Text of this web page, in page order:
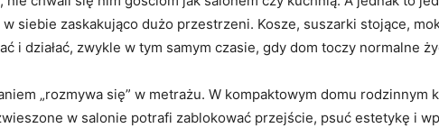
siebie zaskakująco dużo przestrzeni. Kosze, suszarki stojące,
i działać, zwykle w tym samym czasie, gdy dom toczy normalne
„rozmywa się” w metrażu. W kompaktowym domu
w salonie potrafi zablokować przejście, psuć estetykę i